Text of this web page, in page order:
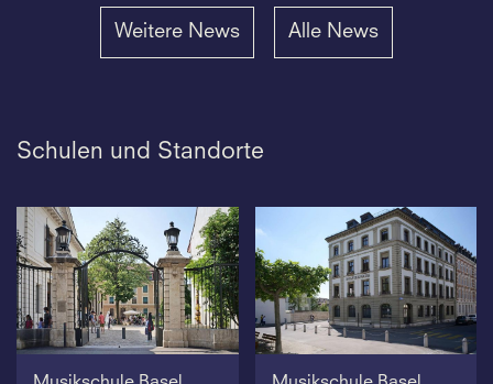
Weitere News Alle News
Schulen und Standorte